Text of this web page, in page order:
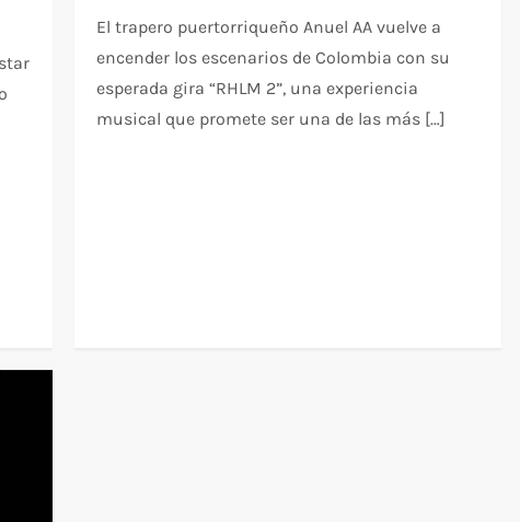
El trapero puertorriqueño Anuel AA vuelve a
encender los escenarios de Colombia con su
esperada gira “RHLM 2”, una experiencia
musical que promete ser una de las más […]